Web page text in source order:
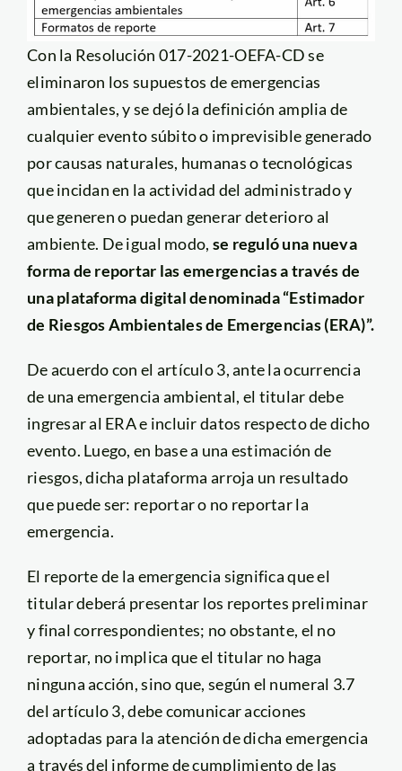
Con la Resolución 017-2021-OEFA-CD se
eliminaron los supuestos de emergencias
ambientales, y se dejó la definición amplia de
cualquier evento súbito o imprevisible generado
por causas naturales, humanas o tecnológicas
que incidan en la actividad del administrado y
que generen o puedan generar deterioro al
ambiente. De igual modo, se reguló una nueva
forma de reportar las emergencias a través de
una plataforma digital denominada “Estimador
de Riesgos Ambientales de Emergencias (ERA)”.
De acuerdo con el artículo 3, ante la ocurrencia
de una emergencia ambiental, el titular debe
ingresar al ERA e incluir datos respecto de dicho
evento. Luego, en base a una estimación de
riesgos, dicha plataforma arroja un resultado
que puede ser: reportar o no reportar la
emergencia.
El reporte de la emergencia significa que el
titular deberá presentar los reportes preliminar
y final correspondientes; no obstante, el no
reportar, no implica que el titular no haga
ninguna acción, sino que, según el numeral 3.7
del artículo 3, debe comunicar acciones
adoptadas para la atención de dicha emergencia
a través del informe de cumplimiento de las